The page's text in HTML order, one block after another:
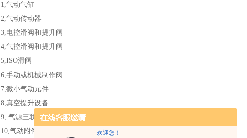
欢迎您！
1,气动气缸
2,气动传动器
3,电控滑阀和提升阀
4,气控滑阀和提升阀
5,ISO滑阀
6,手动或机械制作阀
7,微小气动元件
8,真空提升设备
9, 气源三联件（过滤器,调压器,油雾器）
10,气动附件